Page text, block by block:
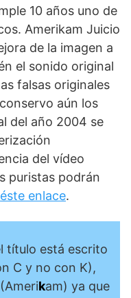
10 años uno de
Amerikam Juicio
de la imagen a
el sonido original
falsas originales
aún los
del año 2004 se
del vídeo
puristas podrán
éste enlace.
título está escrito
C y no con K),
kam) ya que